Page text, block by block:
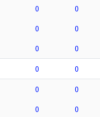
0 0
0 0
0 0
0 0
0 0
0 0